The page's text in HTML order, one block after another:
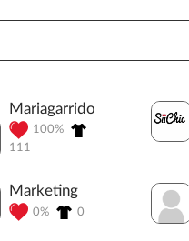
Mariagarrido
100%
111
Marketing
0% 0